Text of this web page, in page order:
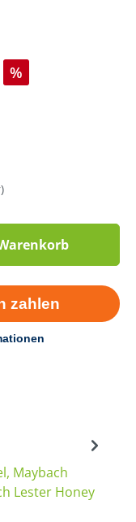
%
Maybach
Lester Honey